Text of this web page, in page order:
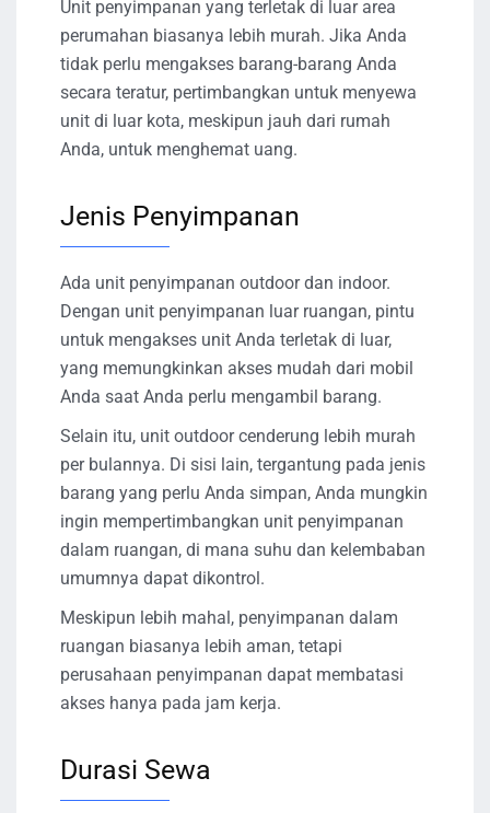
Unit penyimpanan yang terletak di luar area
perumahan biasanya lebih murah. Jika Anda
tidak perlu mengakses barang-barang Anda
secara teratur, pertimbangkan untuk menyewa
unit di luar kota, meskipun jauh dari rumah
Anda, untuk menghemat uang.
Jenis Penyimpanan
Ada unit penyimpanan outdoor dan indoor.
Dengan unit penyimpanan luar ruangan, pintu
untuk mengakses unit Anda terletak di luar,
yang memungkinkan akses mudah dari mobil
Anda saat Anda perlu mengambil barang.
Selain itu, unit outdoor cenderung lebih murah
per bulannya. Di sisi lain, tergantung pada jenis
barang yang perlu Anda simpan, Anda mungkin
ingin mempertimbangkan unit penyimpanan
dalam ruangan, di mana suhu dan kelembaban
umumnya dapat dikontrol.
Meskipun lebih mahal, penyimpanan dalam
ruangan biasanya lebih aman, tetapi
perusahaan penyimpanan dapat membatasi
akses hanya pada jam kerja.
Durasi Sewa